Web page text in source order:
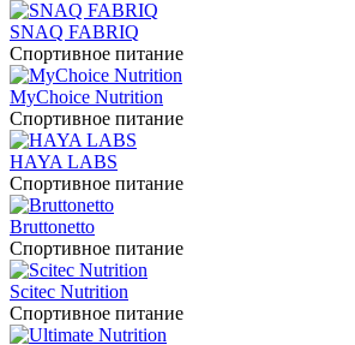
SNAQ FABRIQ
Спортивное питание
MyChoice Nutrition
Спортивное питание
HAYA LABS
Спортивное питание
Bruttonetto
Спортивное питание
Scitec Nutrition
Спортивное питание